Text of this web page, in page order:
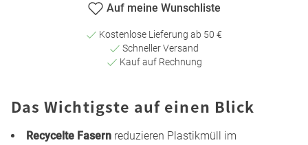
Auf meine Wunschliste
Kostenlose Lieferung ab 50 €
Schneller Versand
Kauf auf Rechnung
Das Wichtigste auf einen Blick
Recycelte Fasern reduzieren Plastikmüll im